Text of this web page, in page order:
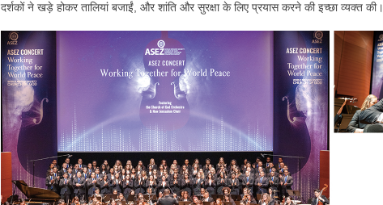
दर्शकों ने खड़े होकर तालियां बजाईं, और शांति और सुरक्षा के लिए प्रयास करने की इच्छा व्यक्त की।